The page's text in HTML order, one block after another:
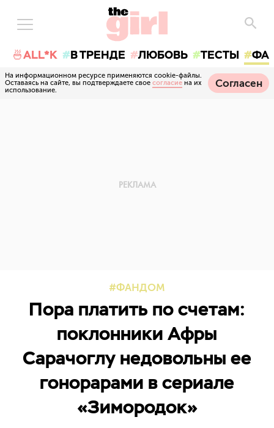
🍜ALL*K В ТРЕНДЕ ЛЮБОВЬ ТЕСТЫ
На информационном ресурсе применяются cookie-файлы.
Оставаясь на сайте, вы подтверждаете свое согласие на их
использование.
Согласен
ФАНДОМ
Пора платить по счетам:
поклонники Афры
Сарачоглу недовольны ее
гонорарами в сериале
«Зимородок»